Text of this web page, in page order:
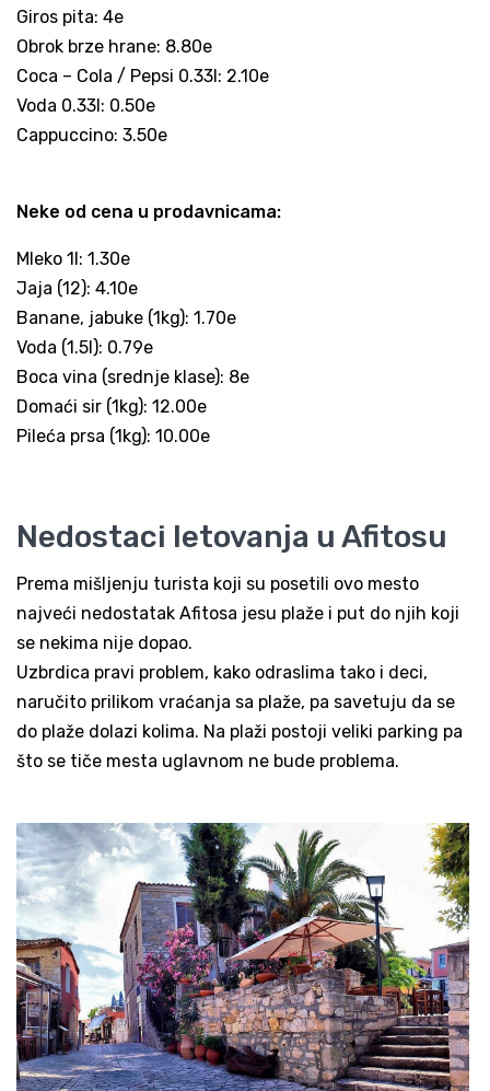
Giros pita: 4e
Obrok brze hrane: 8.80e
Coca – Cola / Pepsi 0.33l: 2.10e
Voda 0.33l: 0.50e
Cappuccino: 3.50e
Neke od cena u prodavnicama:
Mleko 1l: 1.30e
Jaja (12): 4.10e
Banane, jabuke (1kg): 1.70e
Voda (1.5l): 0.79e
Boca vina (srednje klase): 8e
Domaći sir (1kg): 12.00e
Pileća prsa (1kg): 10.00e
Nedostaci letovanja u Afitosu
Prema mišljenju turista koji su posetili ovo mesto
najveći nedostatak Afitosa jesu plaže i put do njih koji
se nekima nije dopao.
Uzbrdica pravi problem, kako odraslima tako i deci,
naručito prilikom vraćanja sa plaže, pa savetuju da se
do plaže dolazi kolima. Na plaži postoji veliki parking pa
što se tiče mesta uglavnom ne bude problema.